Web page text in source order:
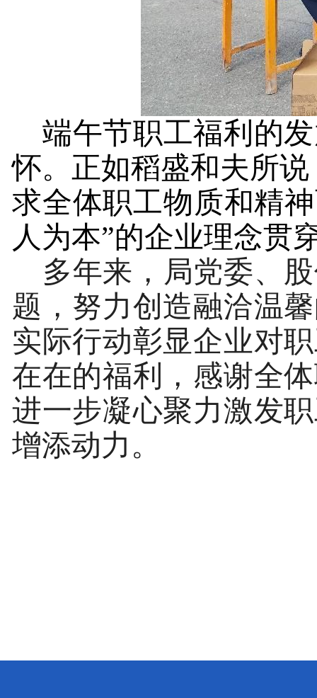
端午节职工福利的
怀。正如稻盛和夫所说
求全体职工物质和精
人为本”的企业理念贯
多年来， 局党委、
题，努力创造融洽温
实际行动彰显企业对
在在的福利，感谢全体
进一步凝心聚力激发
增添动力。